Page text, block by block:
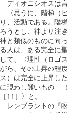
ディオニシオスは言
〈思うに、階梯（
り、活動である。階
ろうとし、神より注
神と類似のものに向
る人は、ある完全に
して、〈理性（ロゴ
がら、その上昇の程
ス）は完全に上昇し
に現わし難いもの」
［11］〉と。
レンブラントの『